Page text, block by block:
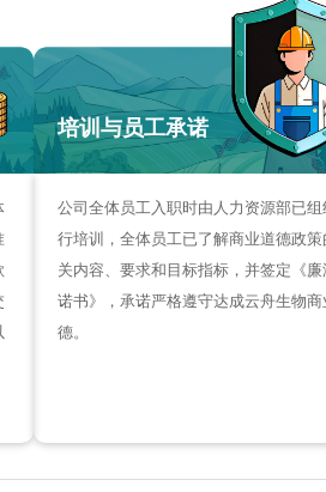
培训与员工承诺
公司全体员工入职时由人力资源部已
行培训，全体员工已了解商业道德政策
关内容、要求和目标指标，并签定《
诺书》，承诺严格遵守达成云舟生物商
德。